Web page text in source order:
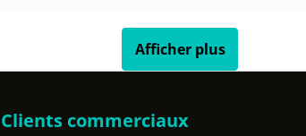
Afficher plus
Clients commerciaux